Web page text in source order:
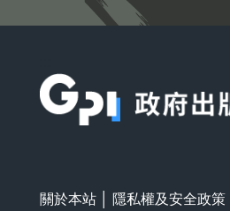
關於本站 隱私權及安全政策